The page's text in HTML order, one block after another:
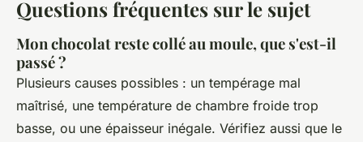
Questions fréquentes sur le sujet
Mon chocolat reste collé au moule, que s'est-il
passé ?
Plusieurs causes possibles : un tempérage mal
maîtrisé, une température de chambre froide trop
basse, ou une épaisseur inégale. Vérifiez aussi que le